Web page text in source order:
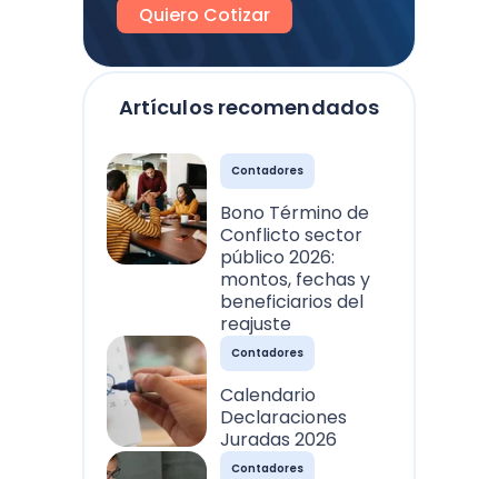
Artículos recomendados
Contadores
Bono Término de
Conflicto sector
público 2026:
montos, fechas y
beneficiarios del
reajuste
Contadores
Calendario
Declaraciones
Juradas 2026
Contadores
Quiero Cotizar